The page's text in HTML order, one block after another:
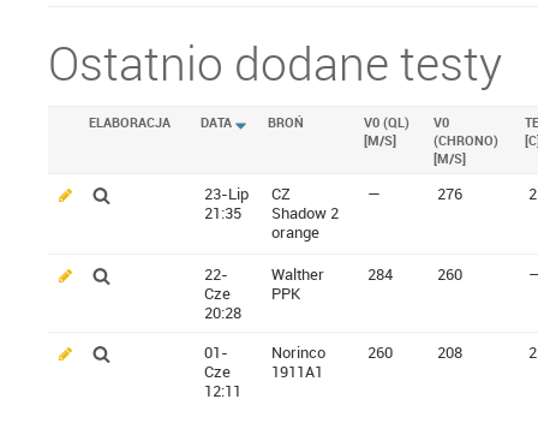
Ostatnio dodane testy
ELABORACJA DATA BROŃ
V0 (QL)
[M/S]
V0
(CHRONO)
[M/S]
23-Lip
21:35
CZ
Shadow 2
orange
— 276
22-
Cze
20:28
Walther
PPK
284 260
01-
Cze
12:11
Norinco
1911A1
260 208